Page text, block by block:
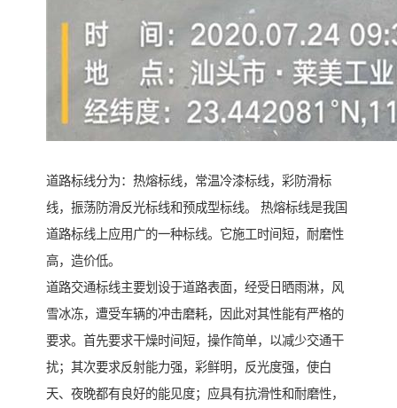
道路标线分为：热熔标线，常温冷漆标线，彩防滑标
线，振荡防滑反光标线和预成型标线。 热熔标线是我国
道路标线上应用广的一种标线。它施工时间短，耐磨性
高，造价低。
道路交通标线主要划设于道路表面，经受日晒雨淋，风
雪冰冻，遭受车辆的冲击磨耗，因此对其性能有严格的
要求。首先要求干燥时间短，操作简单，以减少交通干
扰；其次要求反射能力强，彩鲜明，反光度强，使白
天、夜晚都有良好的能见度；应具有抗滑性和耐磨性，